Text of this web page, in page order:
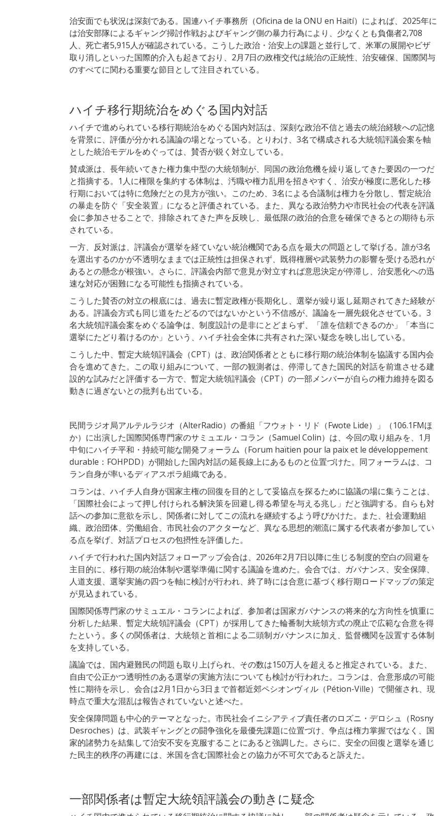
治安面でも状況は深刻である。国連ハイチ事務所（Oficina de la ONU en Haití）によれば、2025年に
は治安部隊によるギャング掃討作戦およびギャング側の暴力行為により、少なくとも負傷者2,708
人、死亡者5,915人が確認されている。こうした政治・治安上の課題と並行して、米軍の展開やビザ
取り消しといった国際的介入も起きており、2月7日の政権交代は統治の正統性、治安確保、国際関与
のすべてに関わる重要な節目として注目されている。
ハイチ移行期統治をめぐる国内対話
ハイチで進められている移行期統治をめぐる国内対話は、深刻な政治不信と過去の統治経験への記憶
を背景に、評価が分かれる議論の場となっている。とりわけ、3名で構成される大統領評議会案を軸
とした統治モデルをめぐっては、賛否が鋭く対立している。
賛成派は、長年続いてきた権力集中型の大統領制が、同国の政治危機を繰り返してきた要因の一つだ
と指摘する。1人に権限を集約する体制は、汚職や権力乱用を招きやすく、治安が極度に悪化した移
行期においては特に危険だとの見方が強い。このため、3名による合議制は権力を分散し、暫定統治
の暴走を防ぐ「安全装置」になると評価されている。また、異なる政治勢力や市民社会の代表を評議
会に参加させることで、排除されてきた声を反映し、最低限の政治的合意を確保できるとの期待も示
されている。
一方、反対派は、評議会が選挙を経ていない統治機関である点を最大の問題として挙げる。誰が3名
を選出するのかが不透明なままでは正統性は担保されず、既得権層や武装勢力の影響を受ける恐れが
あるとの懸念が根強い。さらに、評議会内部で意見が対立すれば意思決定が停滞し、治安悪化への迅
速な対応が困難になる可能性も指摘されている。
こうした賛否の対立の根底には、過去に暫定政権が長期化し、選挙が繰り返し延期されてきた経験が
ある。評議会方式も同じ道をたどるのではないかという不信感が、議論を一層先鋭化させている。3
名大統領評議会案をめぐる論争は、制度設計の是非にとどまらず、「誰を信頼できるのか」「本当に
選挙にたどり着けるのか」という、ハイチ社会全体に共有された深い疑念を映し出している。
こうした中、暫定大統領評議会（CPT）は、政治関係者とともに移行期の統治体制を協議する国内会
合を進めてきた。この取り組みについて、一部の観測者は、停滞してきた国民的対話を前進させる建
設的な試みだと評価する一方で、暫定大統領評議会（CPT）の一部メンバーが自らの権力維持を図る
動きに過ぎないとの批判も出ている。
民間ラジオ局アルテルラジオ（AlterRadio）の番組「フウォト・リド（Fwote Lide）」（106.1FMほ
か）に出演した国際関係専門家のサミュエル・コラン（Samuel Colin）は、今回の取り組みを、1月
中旬にハイチ平和・持続可能な開発フォーラム（Forum haïtien pour la paix et le développement
durable：FOHPDD）が開始した国内対話の延長線上にあるものと位置づけた。同フォーラムは、コ
ラン自身が率いるディアスポラ組織である。
コランは、ハイチ人自身が国家主権の回復を目的として妥協点を探るために協議の場に集うことは、
「国際社会によって押し付けられる解決策を回避し得る希望を与える兆し」だと強調する。自らも対
話への参加に意欲を示し、関係者に対してこの流れを継続するよう呼びかけた。また、社会運動組
織、政治団体、労働組合、市民社会のアクターなど、異なる思想的潮流に属する代表者が参加してい
る点を挙げ、対話プロセスの包摂性を評価した。
ハイチで行われた国内対話フォローアップ会合は、2026年2月7日以降に生じる制度的空白の回避を
主目的に、移行期の統治体制や選挙準備に関する議論を進めた。会合では、ガバナンス、安全保障、
人道支援、選挙実施の四つを軸に検討が行われ、終了時には合意に基づく移行期ロードマップの策定
が見込まれている。
国際関係専門家のサミュエル・コランによれば、参加者は国家ガバナンスの将来的な方向性を慎重に
分析した結果、暫定大統領評議会（CPT）が採用してきた輪番制大統領方式の廃止で広範な合意を得
たという。多くの関係者は、大統領と首相による二頭制ガバナンスに加え、監督機関を設置する体制
を支持している。
議論では、国内避難民の問題も取り上げられ、その数は150万人を超えると推定されている。また、
自由で公正かつ透明性のある選挙の実施方法についても検討が行われた。コランは、合意形成の可能
性に期待を示し、会合は2月1日から3日まで首都近郊ペシオンヴィル（Pétion-Ville）で開催され、現
時点で重大な混乱は報告されていないと述べた。
安全保障問題も中心的テーマとなった。市民社会イニシアティブ責任者のロズニ・デロシュ（Rosny
Desroches）は、武装ギャングとの闘争強化を最優先課題に位置づけ、争点は権力掌握ではなく、国
家的諸勢力を結集して治安不安を克服することにあると強調した。さらに、安全の回復と選挙を通じ
た民主的秩序の再建には、米国を含む国際社会との協力が不可欠であると訴えた。
一部関係者は暫定大統領評議会の動きに疑念